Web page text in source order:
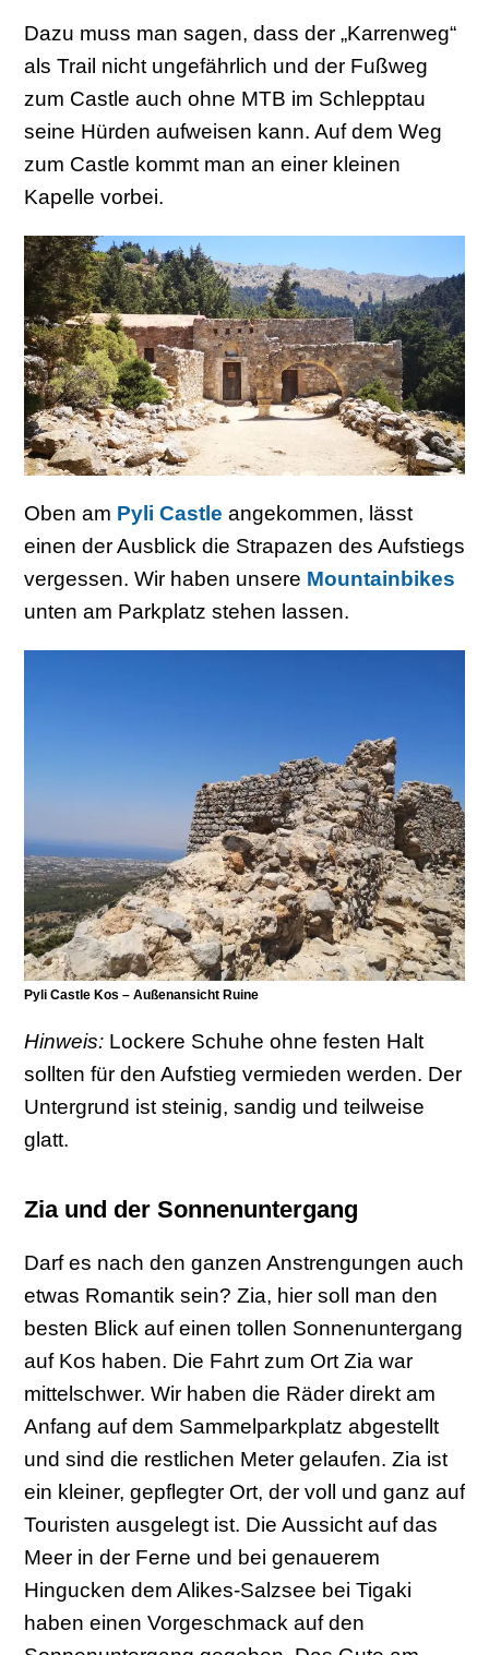
Dazu muss man sagen, dass der „Karrenweg“
als Trail nicht ungefährlich und der Fußweg
zum Castle auch ohne MTB im Schlepptau
seine Hürden aufweisen kann. Auf dem Weg
zum Castle kommt man an einer kleinen
Kapelle vorbei.
Oben am Pyli Castle angekommen, lässt
einen der Ausblick die Strapazen des Aufstiegs
vergessen. Wir haben unsere Mountainbikes
unten am Parkplatz stehen lassen.
Pyli Castle Kos – Außenansicht Ruine
Hinweis: Lockere Schuhe ohne festen Halt
sollten für den Aufstieg vermieden werden. Der
Untergrund ist steinig, sandig und teilweise
glatt.
Zia und der Sonnenuntergang
Darf es nach den ganzen Anstrengungen auch
etwas Romantik sein? Zia, hier soll man den
besten Blick auf einen tollen Sonnenuntergang
auf Kos haben. Die Fahrt zum Ort Zia war
mittelschwer. Wir haben die Räder direkt am
Anfang auf dem Sammelparkplatz abgestellt
und sind die restlichen Meter gelaufen. Zia ist
ein kleiner, gepflegter Ort, der voll und ganz auf
Touristen ausgelegt ist. Die Aussicht auf das
Meer in der Ferne und bei genauerem
Hingucken dem Alikes-Salzsee bei Tigaki
haben einen Vorgeschmack auf den